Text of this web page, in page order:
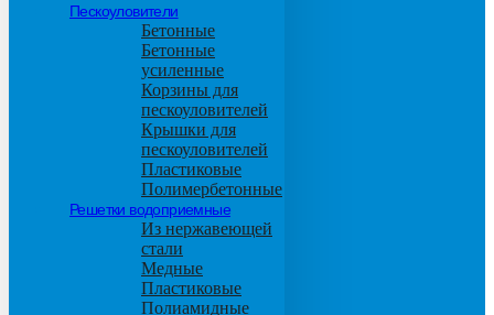
Пескоуловители
Бетонные
Бетонные
усиленные
Корзины для
пескоуловителей
Крышки для
пескоуловителей
Пластиковые
Полимербетонные
Решетки водоприемные
Из нержавеющей
стали
Медные
Пластиковые
Полиамидные